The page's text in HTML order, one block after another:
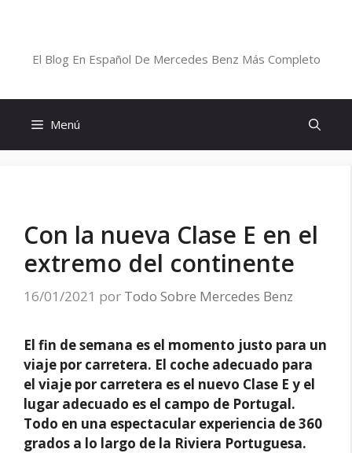
El Blog En Español De Mercedes Benz Más Completo
Menú
Con la nueva Clase E en el
extremo del continente
16/01/2021 por Todo Sobre Mercedes Benz
El fin de semana es el momento justo para un
viaje por carretera. El coche adecuado para
el viaje por carretera es el nuevo Clase E y el
lugar adecuado es el campo de Portugal.
Todo en una espectacular experiencia de 360
grados a lo largo de la Riviera Portuguesa.